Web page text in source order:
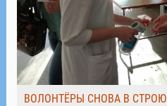
ВОЛОНТЁРЫ СНОВА В СТРОЮ